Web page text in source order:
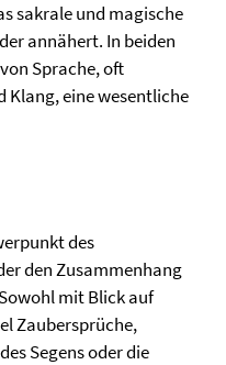
sakrale und magische
annähert. In beiden
Sprache, oft
eine wesentliche
des
den Zusammenhang
mit Blick auf
Zaubersprüche,
Segens oder die